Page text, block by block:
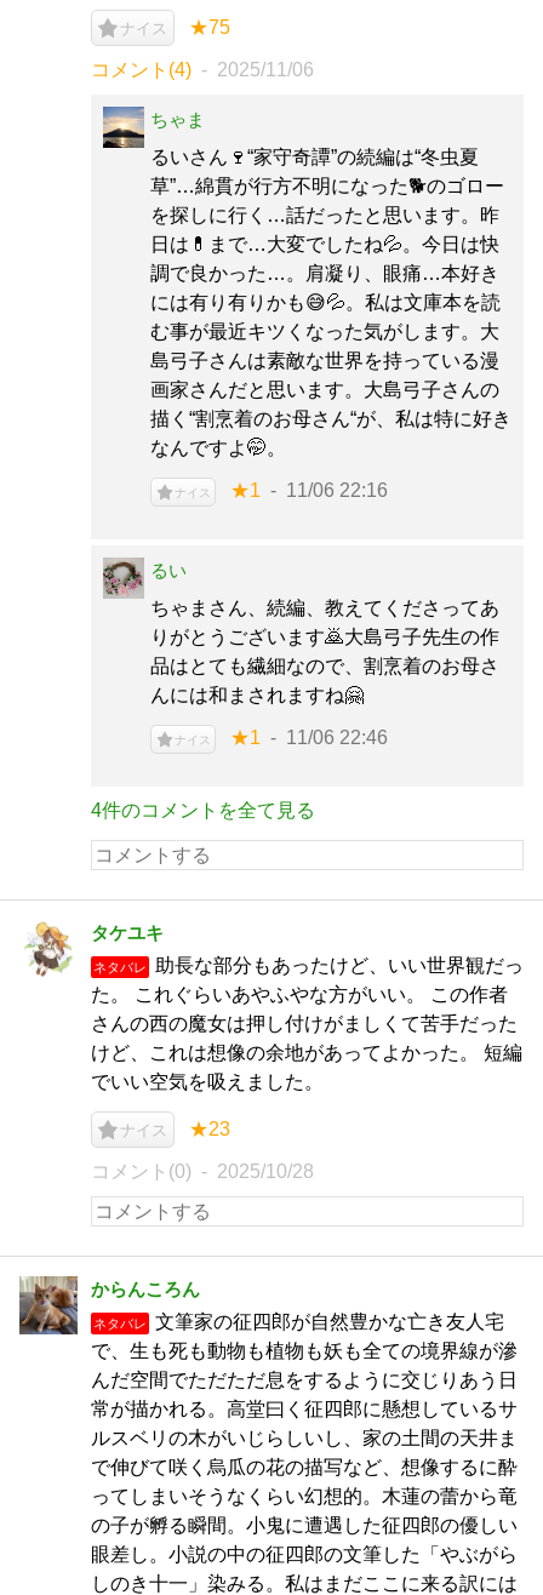
ナイス ★75
コメント(4) 2025/11/06
ちゃま
るいさん🍷“家守奇譚”の続編は“冬虫夏
草”…綿貫が行方不明になった🐕️のゴロー
を探しに行く…話だったと思います。昨
日は💊まで…大変でしたね💦。今日は快
調で良かった…。肩凝り、眼痛…本好き
には有り有りかも😅💦。私は文庫本を読
む事が最近キツくなった気がします。大
島弓子さんは素敵な世界を持っている漫
画家さんだと思います。大島弓子さんの
描く“割烹着のお母さん“が、私は特に好き
なんですよ🤭。
ナイス ★1 11/06 22:16
るい
ちゃまさん、続編、教えてくださってあ
りがとうございます🙇大島弓子先生の作
品はとても繊細なので、割烹着のお母さ
んには和まされますね🤗
ナイス ★1 11/06 22:46
4件のコメントを全て見る
タケユキ
ネタバレ
助長な部分もあったけど、いい世界観だっ
た。 これぐらいあやふやな方がいい。 この作者
さんの西の魔女は押し付けがましくて苦手だった
けど、これは想像の余地があってよかった。 短編
でいい空気を吸えました。
ナイス ★23
コメント(0) 2025/10/28
からんころん
ネタバレ
文筆家の征四郎が自然豊かな亡き友人宅
で、生も死も動物も植物も妖も全ての境界線が滲
んだ空間でただただ息をするように交じりあう日
常が描かれる。高堂曰く征四郎に懸想しているサ
ルスベリの木がいじらしいし、家の土間の天井ま
で伸びて咲く烏瓜の花の描写など、想像するに酔
ってしまいそうなくらい幻想的。木蓮の蕾から竜
の子が孵る瞬間。小鬼に遭遇した征四郎の優しい
眼差し。小説の中の征四郎の文筆した「やぶがら
しのき十一」染みる。私はまだここに来る訳には